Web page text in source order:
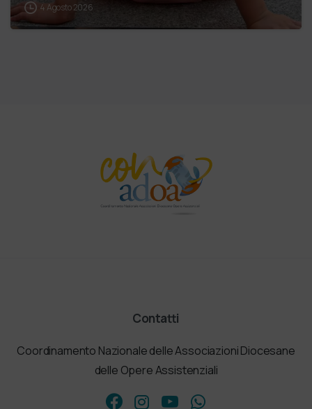
4 Agosto 2026
Contatti
Coordinamento Nazionale delle Associazioni Diocesane
delle Opere Assistenziali